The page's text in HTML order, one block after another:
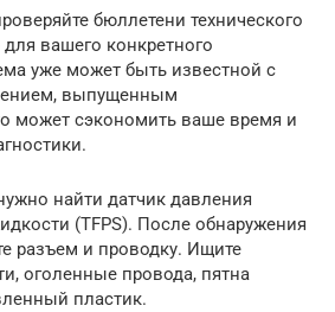
бюллетени технического
вашего конкретного
уже может быть известной с
выпущенным
может сэкономить ваше время и
найти датчик давления
(TFPS). После обнаружения
разъем и проводку. Ищите
оголенные провода, пятна
пластик.